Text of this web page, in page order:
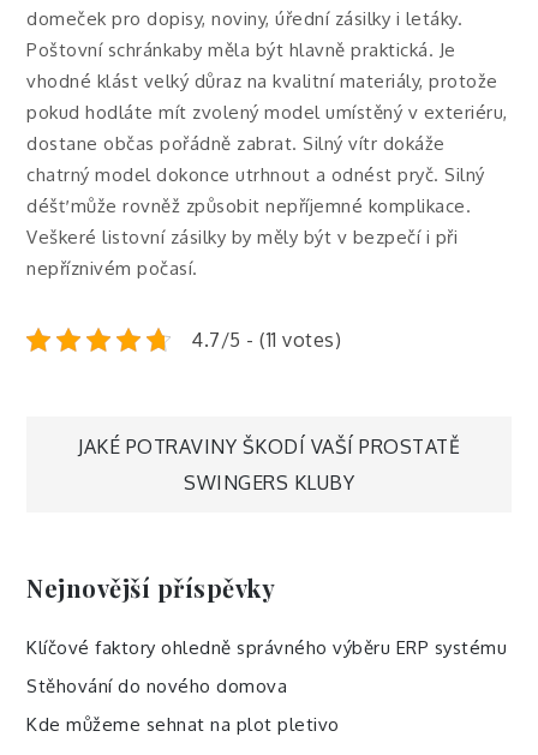
domeček pro dopisy, noviny, úřední zásilky i letáky.
Poštovní schránkaby měla být hlavně praktická. Je
vhodné klást velký důraz na kvalitní materiály, protože
pokud hodláte mít zvolený model umístěný v exteriéru,
dostane občas pořádně zabrat. Silný vítr dokáže
chatrný model dokonce utrhnout a odnést pryč. Silný
déšť může rovněž způsobit nepříjemné komplikace.
Veškeré listovní zásilky by měly být v bezpečí i při
nepříznivém počasí.
4.7/5 - (11 votes)
Navigace
příspěvek
JAKÉ POTRAVINY ŠKODÍ VAŠÍ PROSTATĚ
SWINGERS KLUBY
Nejnovější příspěvky
Klíčové faktory ohledně správného výběru ERP systému
Stěhování do nového domova
Kde můžeme sehnat na plot pletivo